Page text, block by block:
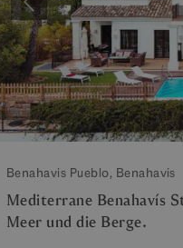
Vorherige
Benahavis Pueblo, Benahavis
Mediterrane Benahavís
Meer und die Berge.